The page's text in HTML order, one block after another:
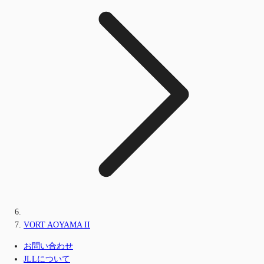
VORT AOYAMA II
お問い合わせ
JLLについて